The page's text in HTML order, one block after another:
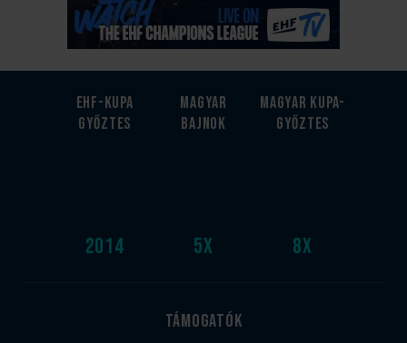
EHF-Kupa
győztes
2014
Magyar
bajnok
5x
Magyar kupa-
győztes
8x
Támogatók